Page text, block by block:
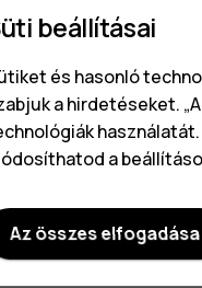
beállításai
és hasonló
a hirdetéseket.
a
Az összes elfogadása